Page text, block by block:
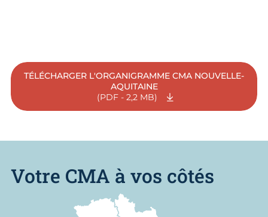
TÉLÉCHARGER L'ORGANIGRAMME CMA NOUVELLE-
AQUITAINE
(PDF - 2,2 MB)
Votre CMA à vos côtés